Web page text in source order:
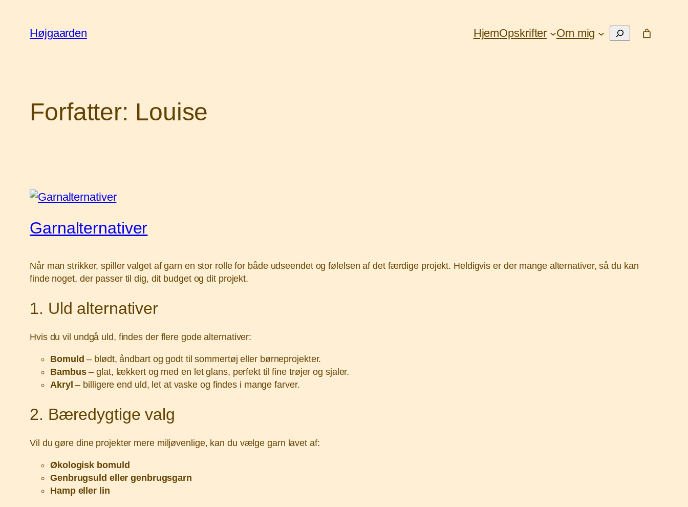
indhold
Højgaarden HjemOpskrifter Om mig Søg
Forfatter: Louise
Garnalternativer
Når man strikker, spiller valget af garn en stor rolle for både udseendet og følelsen af det færdige projekt. Heldigvis er der mange alternativer, så du kan
finde noget, der passer til dig, dit budget og dit projekt.
1. Uld alternativer
Hvis du vil undgå uld, findes der flere gode alternativer:
Bomuld – blødt, åndbart og godt til sommertøj eller børneprojekter.
Bambus– glat, lækkert og med en let glans, perfekt til fine trøjer og sjaler.
Akryl – billigere end uld, let at vaske og findes i mange farver.
2. Bæredygtige valg
Vil du gøre dine projekter mere miljøvenlige, kan du vælge garn lavet af:
Økologisk bomuld
Genbrugsuld eller genbrugsgarn
Hamp eller lin